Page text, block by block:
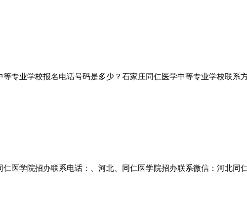
专业学校报名电话号码是多少？石家庄同仁医学中等专业学校联系
医学院招办联系电话：、河北、同仁医学院招办联系微信：河北同